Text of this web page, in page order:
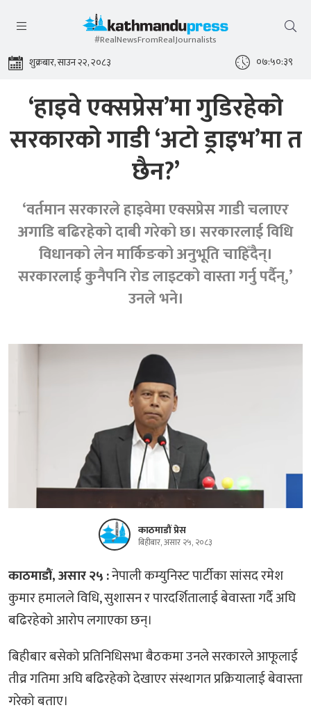
#RealNewsFromRealJournalists
शुक्रबार, साउन २२, २०८३ ०७:५०:३९
‘हाइवे एक्सप्रेस’मा गुडिरहेको
सरकारको गाडी ‘अटो ड्राइभ’मा त
छैन?’
‘वर्तमान सरकारले हाइवेमा एक्सप्रेस गाडी चलाएर
अगाडि बढिरहेको दाबी गरेको छ। सरकारलाई विधि
विधानको लेन मार्किङको अनुभूति चाहिँदैन्।
सरकारलाई कुनैपनि रोड लाइटको वास्ता गर्नु पर्दैन्,’
उनले भने।
काठमाडौं प्रेस
बिहीबार, असार २५, २०८३
काठमाडौं, असार २५ :नेपाली कम्युनिस्ट पार्टीका सांसद रमेश
कुमार हमालले विधि, सुशासन र पारदर्शितालाई बेवास्ता गर्दै अघि
बढिरहेको आरोप लगाएका छन्।
बिहीबार बसेको प्रतिनिधिसभा बैठकमा उनले सरकारले आफूलाई
तीव्र गतिमा अघि बढिरहेको देखाएर संस्थागत प्रक्रियालाई बेवास्ता
गरेको बताए।